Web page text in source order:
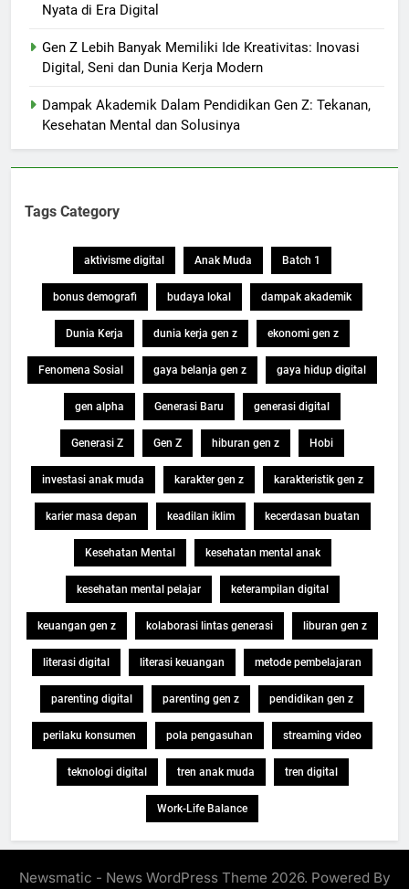
Nyata di Era Digital
Gen Z Lebih Banyak Memiliki Ide Kreativitas: Inovasi
Digital, Seni dan Dunia Kerja Modern
Dampak Akademik Dalam Pendidikan Gen Z: Tekanan,
Kesehatan Mental dan Solusinya
Tags Category
aktivisme digital Anak Muda Batch 1
bonus demografi budaya lokal dampak akademik
Dunia Kerja dunia kerja gen z ekonomi gen z
Fenomena Sosial gaya belanja gen z gaya hidup digital
gen alpha Generasi Baru generasi digital
Generasi Z Gen Z hiburan gen z Hobi
investasi anak muda karakter gen z karakteristik gen z
karier masa depan keadilan iklim kecerdasan buatan
Kesehatan Mental kesehatan mental anak
kesehatan mental pelajar keterampilan digital
keuangan gen z kolaborasi lintas generasi liburan gen z
literasi digital literasi keuangan metode pembelajaran
parenting digital parenting gen z pendidikan gen z
perilaku konsumen pola pengasuhan streaming video
teknologi digital tren anak muda tren digital
Work-Life Balance
Newsmatic - News WordPress Theme 2026. Powered By